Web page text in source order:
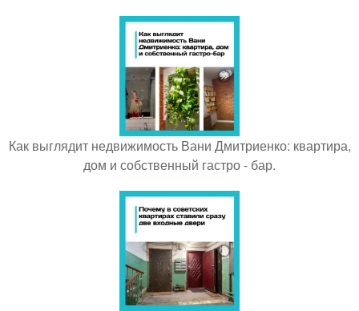
Как выглядит недвижимость Вани Дмитриенко: квартира,
дом и собственный гастро - бар.